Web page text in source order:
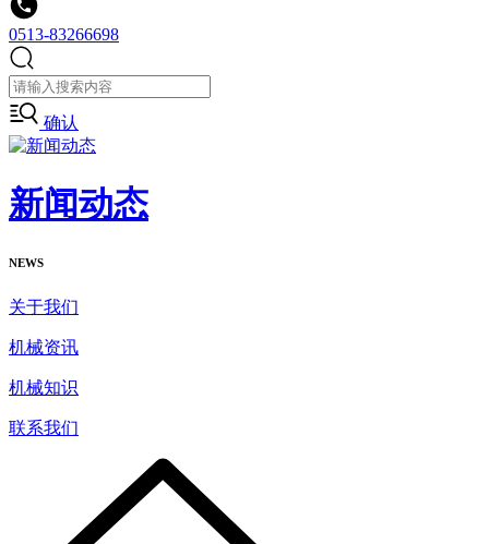
0513-83266698
确认
新闻动态
NEWS
关于我们
机械资讯
机械知识
联系我们